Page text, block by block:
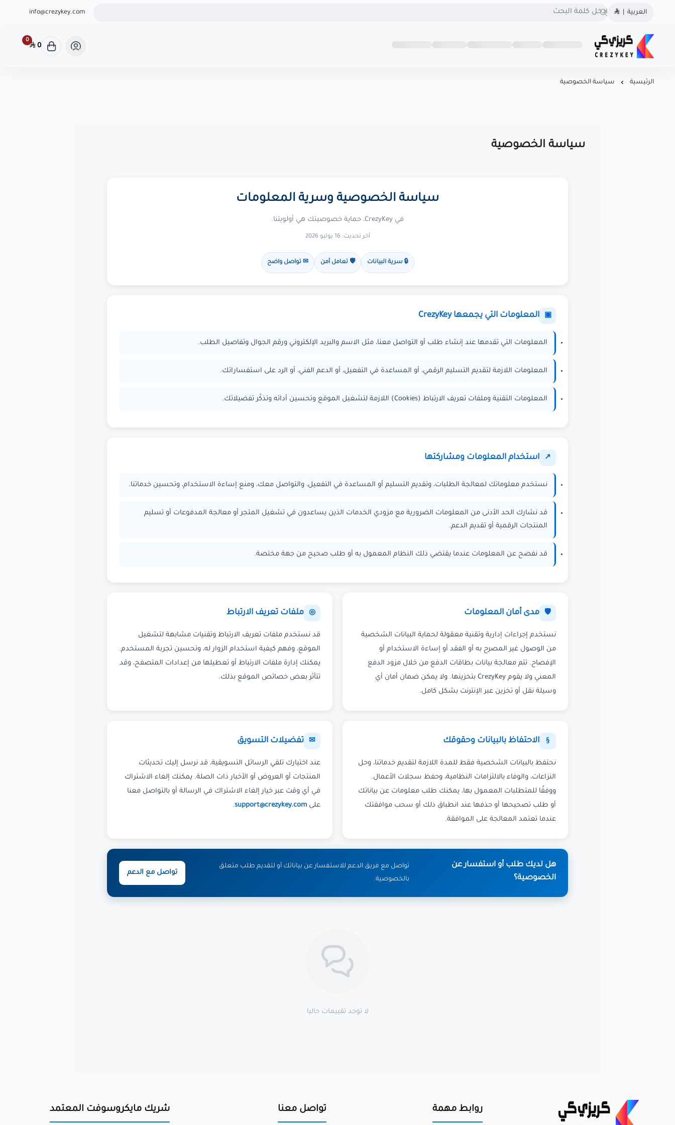
العربية info@crezykey.com
كريزى كى متجرك الموثوق لشراء كودك الرقمي
0
0
الرئيسية سياسة الخصوصية
سياسة الخصوصية
سياسة الخصوصية وسرية المعلومات
في CrezyKey، حماية خصوصيتك هي أولويتنا.
آخر تحديث: 16 يوليو 2026
🔒 سرية البيانات 🛡 تعامل آمن ✉ تواصل واضح
▣ المعلومات التي يجمعها CrezyKey
المعلومات التي تقدمها عند إنشاء طلب أو التواصل معنا، مثل الاسم والبريد الإلكتروني ورقم الجوال وتفاصيل الطلب.
المعلومات اللازمة لتقديم التسليم الرقمي، أو المساعدة في التفعيل، أو الدعم الفني، أو الرد على استفساراتك.
المعلومات التقنية وملفات تعريف الارتباط (Cookies) اللازمة لتشغيل الموقع وتحسين أدائه وتذكّر تفضيلاتك.
↗ استخدام المعلومات ومشاركتها
نستخدم معلوماتك لمعالجة الطلبات، وتقديم التسليم أو المساعدة في التفعيل، والتواصل معك، ومنع إساءة الاستخدام، وتحسين خدماتنا.
قد نشارك الحد الأدنى من المعلومات الضرورية مع مزودي الخدمات الذين يساعدون في تشغيل المتجر أو معالجة المدفوعات أو تسليم
المنتجات الرقمية أو تقديم الدعم.
قد نفصح عن المعلومات عندما يقتضي ذلك النظام المعمول به أو طلب صحيح من جهة مختصة.
🛡 مدى أمان المعلومات
نستخدم إجراءات إدارية وتقنية معقولة لحماية البيانات الشخصية
من الوصول غير المصرح به أو الفقد أو إساءة الاستخدام أو
الإفصاح. تتم معالجة بيانات بطاقات الدفع من خلال مزود الدفع
المعني ولا يقوم CrezyKey بتخزينها. ولا يمكن ضمان أمان أي
وسيلة نقل أو تخزين عبر الإنترنت بشكل كامل.
◎ ملفات تعريف الارتباط
قد نستخدم ملفات تعريف الارتباط وتقنيات مشابهة لتشغيل
الموقع، وفهم كيفية استخدام الزوار له، وتحسين تجربة المستخدم.
يمكنك إدارة ملفات الارتباط أو تعطيلها من إعدادات المتصفح، وقد
تتأثر بعض خصائص الموقع بذلك.
§ الاحتفاظ بالبيانات وحقوقك
نحتفظ بالبيانات الشخصية فقط للمدة اللازمة لتقديم خدماتنا، وحل
النزاعات، والوفاء بالالتزامات النظامية، وحفظ سجلات الأعمال.
ووفقًا للمتطلبات المعمول بها، يمكنك طلب معلومات عن بياناتك
أو طلب تصحيحها أو حذفها عند انطباق ذلك أو سحب موافقتك
عندما تعتمد المعالجة على الموافقة.
✉ تفضيلات التسويق
عند اختيارك تلقي الرسائل التسويقية، قد نرسل إليك تحديثات
المنتجات أو العروض أو الأخبار ذات الصلة. يمكنك إلغاء الاشتراك
في أي وقت عبر خيار إلغاء الاشتراك في الرسالة أو بالتواصل معنا
على support@crezykey.com
.
هل لديك طلب أو استفسار عن
الخصوصية؟
تواصل مع فريق الدعم للاستفسار عن بياناتك أو لتقديم طلب متعلق
بالخصوصية.
تواصل مع الدعم
لا توجد تقييمات حاليا
كريزى كى متجرك الموثوق
لشراء كودك الرقمي
روابط مهمة تواصل معنا شريك مايكروسوفت المعتمد